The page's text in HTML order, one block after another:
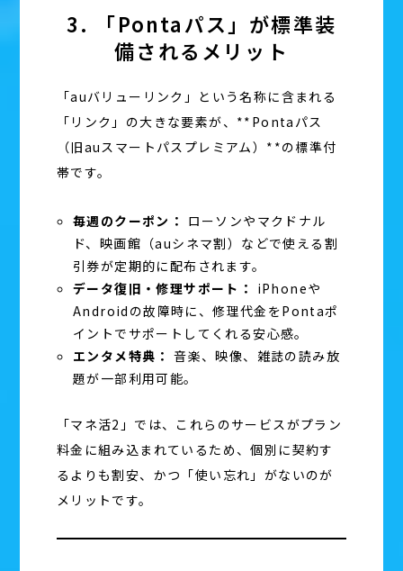
3. 「Pontaパス」が標準装
備されるメリット
「auバリューリンク」という名称に含まれる
「リンク」の大きな要素が、**Pontaパス
（旧auスマートパスプレミアム）**の標準付
帯です。
毎週のクーポン： ローソンやマクドナル
ド、映画館（auシネマ割）などで使える割
引券が定期的に配布されます。
データ復旧・修理サポート： iPhoneや
Androidの故障時に、修理代金をPontaポ
イントでサポートしてくれる安心感。
エンタメ特典： 音楽、映像、雑誌の読み放
題が一部利用可能。
「マネ活2」では、これらのサービスがプラン
料金に組み込まれているため、個別に契約す
るよりも割安、かつ「使い忘れ」がないのが
メリットです。